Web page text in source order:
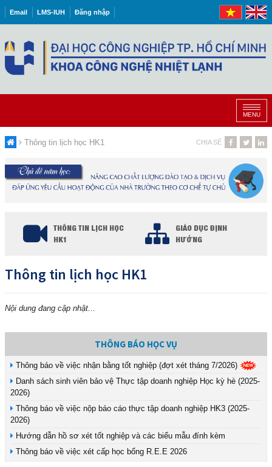
Email LMS-IUH Đăng nhập
MENU
Thông tin lịch học HK1 CHIA SẺ
THÔNG TIN LỊCH HỌC
HK1
GIÁO DỤC ĐỊNH
HƯỚNG
Thông tin lịch học HK1
Nội dung đang cập nhật...
THÔNG BÁO HỌC VỤ
Thông báo về việc nhận bằng tốt nghiệp (đợt xét tháng 7/2026)
Danh sách sinh viên bảo vệ Thực tập doanh nghiệp Học kỳ hè (2025-
2026)
Thông báo về việc nộp báo cáo thực tập doanh nghiệp HK3 (2025-
2026)
Hướng dẫn hồ sơ xét tốt nghiệp và các biểu mẫu đính kèm
Thông báo về việc xét cấp học bổng R.E.E 2026